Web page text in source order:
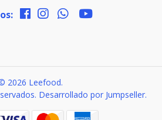
2026 Leefood.
Desarrollado por Jumpseller.